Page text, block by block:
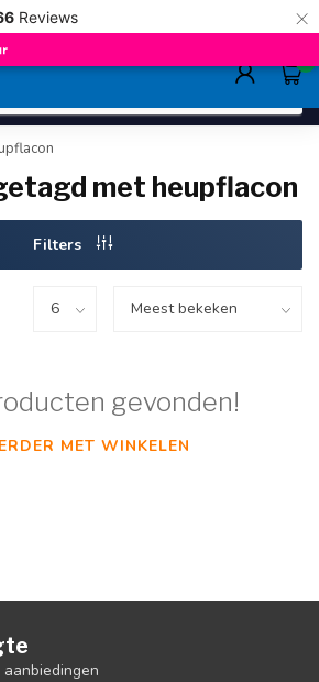
Reviews ×
0
met heupflacon
Filters
gevonden!
MET WINKELEN